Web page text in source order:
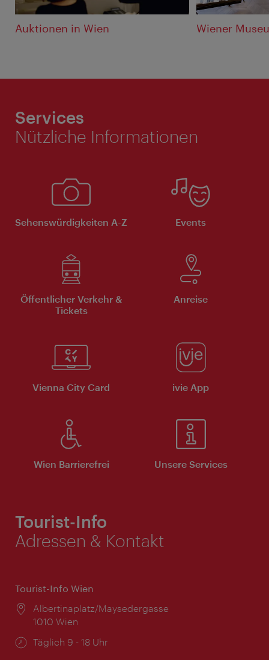
Auktionen in Wien Wiener
Services
Nützliche Informationen
Sehenswürdigkeiten A-Z Events
Öffentlicher Verkehr &
Tickets
Anreise
Vienna City Card ivie App
Wien Barrierefrei Unsere Services
Tourist-Info
Adressen & Kontakt
Tourist-Info Wien
Ort:
Albertinaplatz/Maysedergasse
1010 Wien
Öffnungszeiten:
Täglich 9 - 18 Uhr